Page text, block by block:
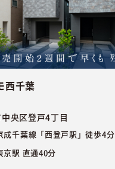
西千葉
央区登戸4丁目
成千葉線「西登戸駅」徒歩4分
京駅 直通40分